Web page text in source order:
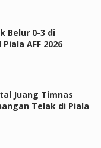
Belur 0-3 di
AFF 2026
Juang Timnas
Telak di Piala